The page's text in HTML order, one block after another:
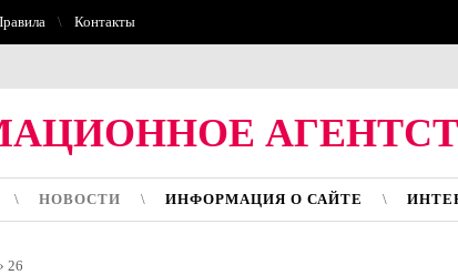
Контакты
НОВОСТИ ИНФОРМАЦИЯ О САЙТЕ
26